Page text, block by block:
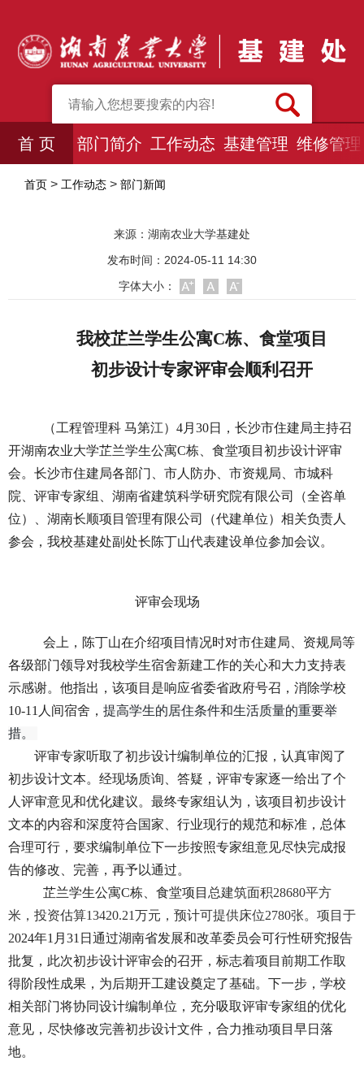
首 页 部门简介 工作动态 基建管理 维修管理
首页 > 工作动态 > 部门新闻
来源： 湖南农业大学基建处
发布时间：2024-05-11 14:30
字体大小：
我校芷兰学生公寓C栋、食堂项目
初步设计专家评审会顺利召开
（工程管理科 马第江） 4月30日，长沙市住建局主持召
开湖南农业大学芷兰学生公寓C栋、食堂项目初步设计评审
会。长沙市住建局各部门、市人防办、市资规局、市城科
院、评审专家组、湖南省建筑科学研究院有限公司（全咨单
位）、湖南长顺项目管理有限公司（代建单位）相关负责人
参会， 我校基建处副处长陈丁山代表建设单位参加会议。
评审会现场
会上，陈丁山在介绍项目情况时对市住建局、资规局等
各级部门领导对我校学生宿舍新建工作的关心和大力支持表
示感谢。他指出，该项目是响应省委省政府号召，消除学校
10-11人间宿舍， 提高学生的居住条件和生活质量的重要举
措。
评审专家听取了初步设计编制单位的汇报，认真审阅了
初步设计文本。经现场质询、答疑，评审专家逐一给出了个
人评审意见和优化建议。最终专家组认为， 该项目初步设计
文本的内容和深度符合国家、行业现行的规范和标准，总体
合理可行 ， 要求编制单位下一步按照专家组意见尽快完成报
告的修改、完善，再予以通过。
芷兰学生公寓C栋、食堂项目 总建筑面积28680平方
米，投资估算13420.21万元，预计可提供床位2780张。项目于
2024年1月31日通过湖南省发展和改革委员会可行性研究报告
批复，此次初步设计评审会的召开，标志着项目前期工作取
得阶段性成果， 为后期开工建设奠定了基础。下一步，学校
相关部门将协同设计编制单位，充分吸取评审专家组的优化
意见，尽快修改完善初步设计文件，合力推动项目早日落
地。